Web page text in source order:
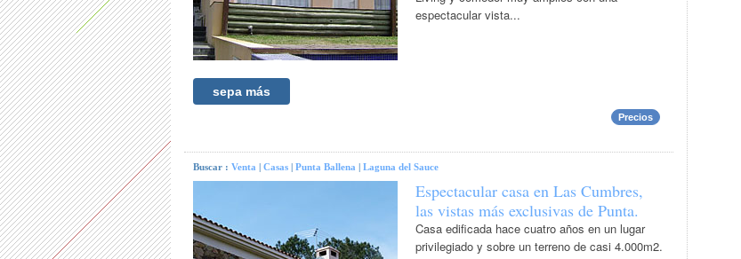
espectacular vista...
sepa más
Precios
Buscar : Venta Casas Punta Ballena Laguna del Sauce
Espectacular casa en Las Cumbres,
las vistas más exclusivas de Punta.
Casa edificada hace cuatro años en un lugar
privilegiado y sobre un terreno de casi 4.000m2.